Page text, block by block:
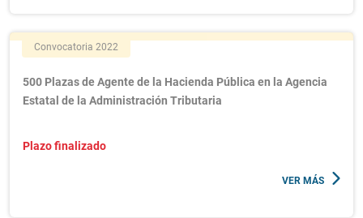
Convocatoria 2022
500 Plazas de Agente de la Hacienda Pública en la Agencia
Estatal de la Administración Tributaria
Plazo finalizado
VER MÁS